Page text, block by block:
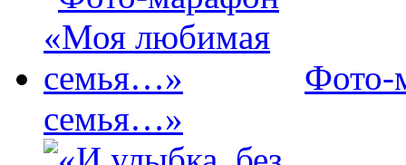
Фото-
семья…»